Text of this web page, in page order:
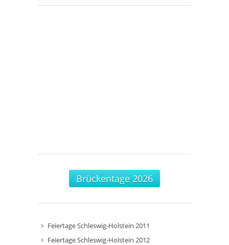
Brückentage 2026
Feiertage Schleswig-Holstein 2011
Feiertage Schleswig-Holstein 2012